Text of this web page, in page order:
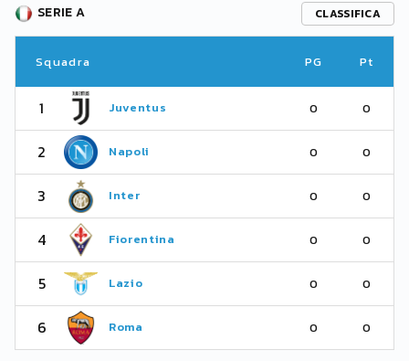
SERIE A CLASSIFICA
Squadra PG Pt
1 Juventus 0 0
2 Napoli 0 0
3 Inter 0 0
4 Fiorentina 0 0
5 Lazio 0 0
6 Roma 0 0